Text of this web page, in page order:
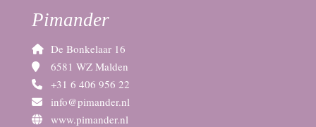
Pimander
De Bonkelaar 16
6581 WZ Malden
+31 6 406 956 22
info@pimander.nl
www.pimander.nl